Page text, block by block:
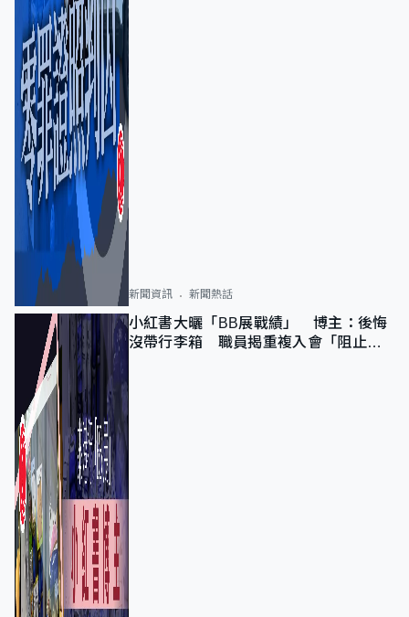
新聞資訊 新聞熱話
小紅書大曬「BB展戰績」 博主：後悔
沒帶行李箱 職員揭重複入會「阻止唔